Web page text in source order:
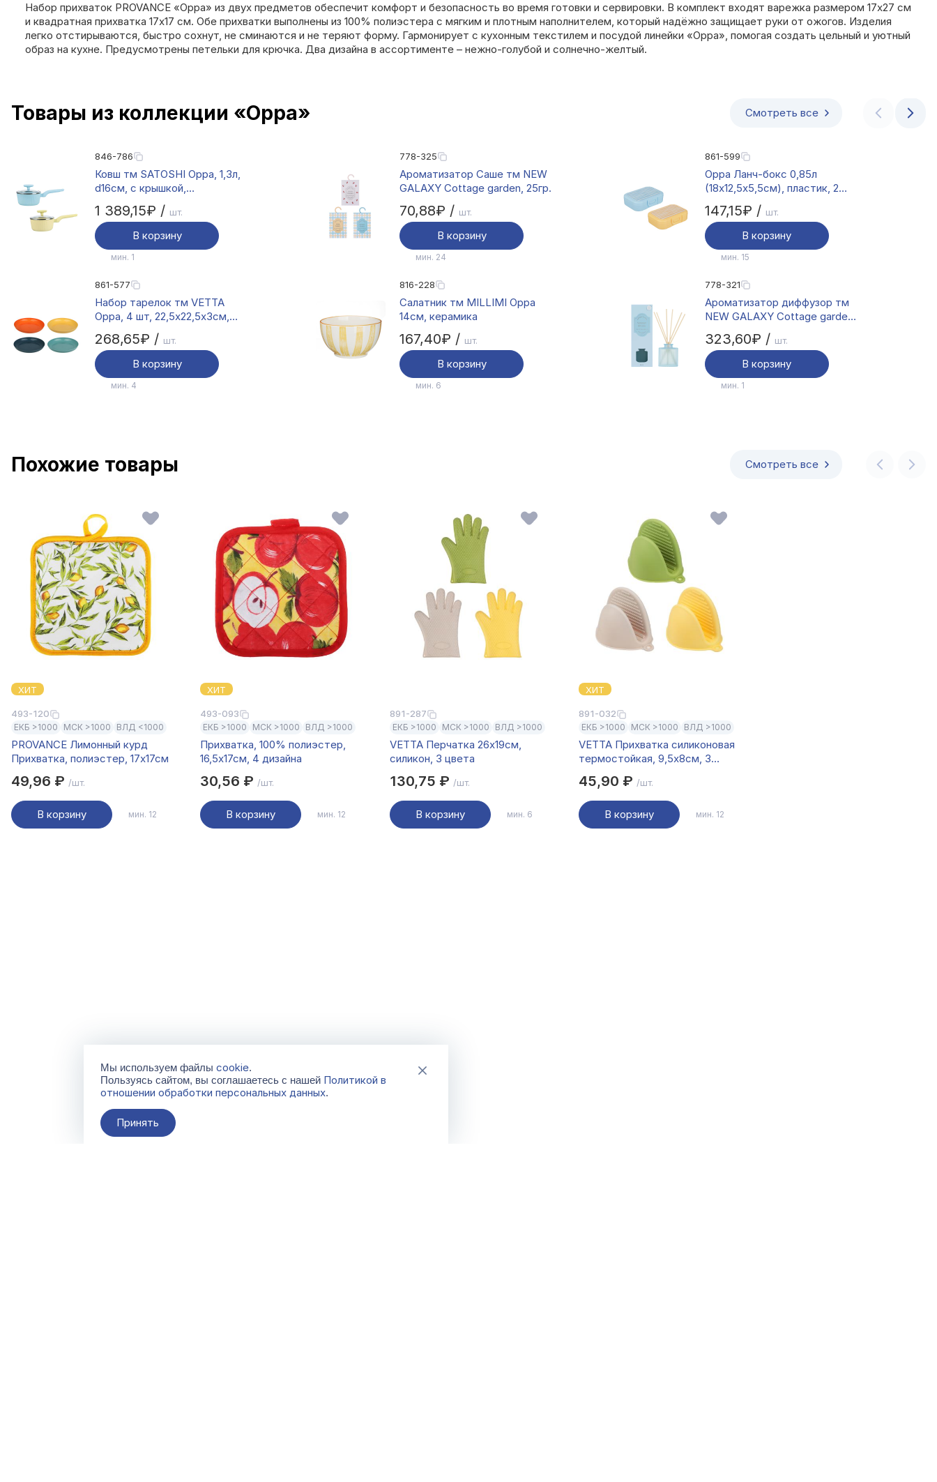
Набор прихваток PROVANCE «Орра» из двух предметов обеспечит комфорт и безопасность во время готовки и сервировки. В комплект входят варежка размером 17х27 см
и квадратная прихватка 17х17 см. Обе прихватки выполнены из 100% полиэстера с мягким и плотным наполнителем, который надёжно защищает руки от ожогов. Изделия
легко отстирываются, быстро сохнут, не сминаются и не теряют форму. Гармонирует с кухонным текстилем и посудой линейки «Орра», помогая создать цельный и уютный
образ на кухне. Предусмотрены петельки для крючка. Два дизайна в ассортименте – нежно-голубой и солнечно-желтый.
Товары из коллекции «Орра» Смотреть все
846-786
Ковш тм SATOSHI Орра, 1,3л,
d16см, с крышкой,
антипригарное покрытие
мрамор, индукция, 2 цвета
1 389,15₽ / шт.
В корзину
мин. 1
778-325
Ароматизатор Саше тм NEW
GALAXY Cottage garden, 25гр.
70,88₽ / шт.
В корзину
мин. 24
861-599
Орра Ланч-бокс 0,85л
(18х12,5х5,5см), пластик, 2
147,15₽ / шт.
В корзину
мин. 15
861-577
Набор тарелок тм VETTA
Орра, 4 шт, 22,5x22,5x3см,
полипропилен
268,65₽ / шт.
В корзину
мин. 4
816-228
Салатник тм MILLIMI Орра
14см, керамика
167,40₽ / шт.
В корзину
мин. 6
778-321
Ароматизатор диффузор тм
NEW GALAXY Cottage garden
90 мл., Summer Dreams
323,60₽ / шт.
В корзину
мин. 1
Похожие товары Смотреть все
ХИТ
493-120
ЕКБ >1000 МСК >1000 ВЛД <1000
PROVANCE Лимонный курд
Прихватка, полиэстер, 17х17см
49,96 ₽ /шт.
В корзину мин. 12
ХИТ
493-093
ЕКБ >1000 МСК >1000 ВЛД >1000
Прихватка, 100% полиэстер,
16,5х17см, 4 дизайна
30,56 ₽/шт.
В корзину мин. 12
891-287
ЕКБ >1000 МСК >1000 ВЛД >1000
VETTA Перчатка 26х19см,
силикон, 3 цвета
130,75 ₽ /шт.
В корзину мин. 6
ХИТ
891-032
ЕКБ >1000 МСК >1000 ВЛД >1000
VETTA Прихватка силиконовая
термостойкая, 9,5х8см, 3
45,90 ₽/шт.
В корзину мин. 12
Мы используем файлы cookie.
Пользуясь сайтом, вы соглашаетесь с нашей Политикой в
отношении обработки персональных данных.
Принять